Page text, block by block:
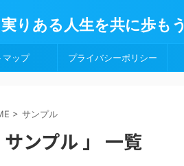
りある人生を共に歩もう
マップ プライバシーポリシー
> サンプル
サンプル 」 一覧